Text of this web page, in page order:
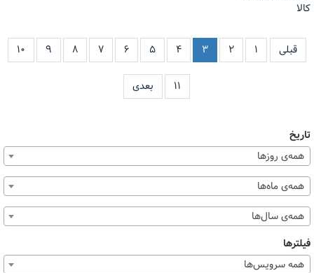
قبلی ۱ ۲ ۳ ۴ ۵ ۶ ۷ ۸ ۹ ۱۰
۱۱ بعدی
تاریخ
همه‌ی روزها
همه‌ی ماه‌ها
همه‌ی سال‌ها
فیلترها
همه سرویس‌ها